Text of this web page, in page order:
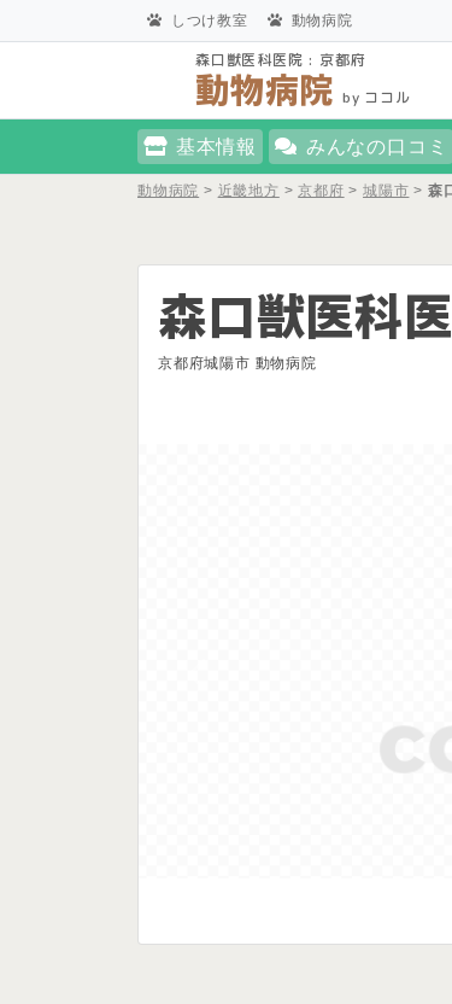
しつけ教室 動物病院
森口獣医科医院 : 京都府
動物病院 by ココル
基本情報 みんなの口コミ
動物病院 > 近畿地方 >京都府 >城陽市 > 森
森口獣医科
京都府城陽市 動物病院